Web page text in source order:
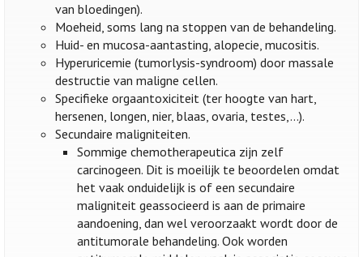
van bloedingen).
Moeheid, soms lang na stoppen van de behandeling.
Huid- en mucosa-aantasting, alopecie, mucositis.
Hyperuricemie (tumorlysis-syndroom) door massale
destructie van maligne cellen.
Specifieke orgaantoxiciteit (ter hoogte van hart,
hersenen, longen, nier, blaas, ovaria, testes,...).
Secundaire maligniteiten.
Sommige chemotherapeutica zijn zelf
carcinogeen. Dit is moeilijk te beoordelen omdat
het vaak onduidelijk is of een secundaire
maligniteit geassocieerd is aan de primaire
aandoening, dan wel veroorzaakt wordt door de
antitumorale behandeling. Ook worden